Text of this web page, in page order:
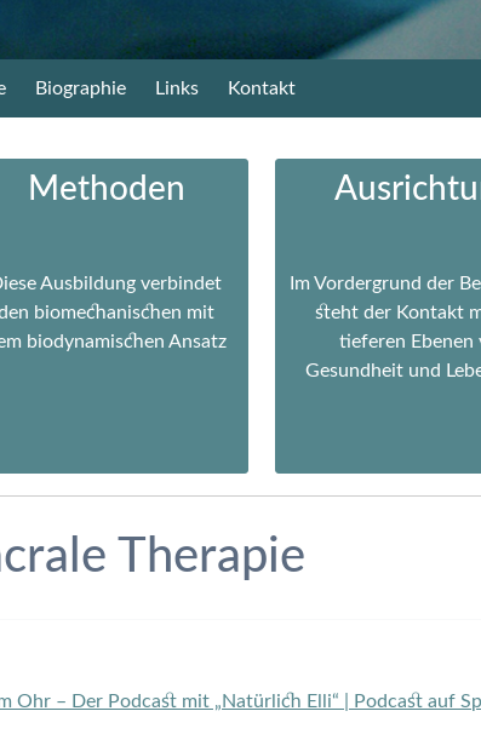
Biographie Links Kontakt
Methoden
Ausbildung verbindet
biomechanischen mit
biodynamischen Ansatz
Im Vordergrund der
steht der Kontakt
tieferen Ebenen
Gesundheit und
Therapie
Ohr – Der Podcast mit „Natürlich Elli“ | Podcast auf